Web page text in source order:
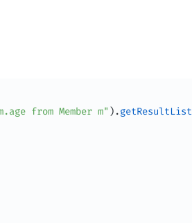
from Member m" ) .getResultList